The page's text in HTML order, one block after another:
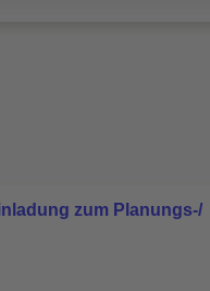
zum Planungs-/